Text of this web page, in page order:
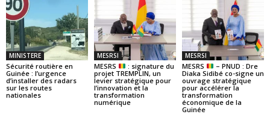
MINISTERE
Sécurité routière en
Guinée : l’urgence
d’installer des radars
sur les routes
nationales
MESRSI
MESRS
: signature du
projet TREMPLIN, un
levier stratégique pour
l’innovation et la
transformation
numérique
MESRSI
MESRS
– PNUD : Dre
Diaka Sidibé co-signe un
ouvrage stratégique
pour accélérer la
transformation
économique de la
Guinée